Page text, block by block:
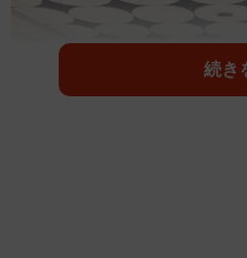
続き